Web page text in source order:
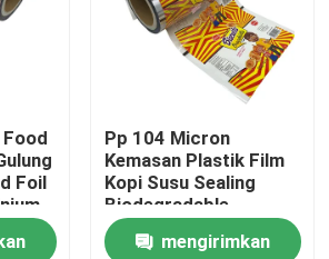
Foil
Pp 104 Micron
Kemasan Plastik Film
Kopi Susu Sealing
Biodegradable
mengirimkan